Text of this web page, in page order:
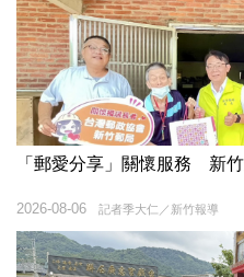
「郵愛分享」關懷服務 新
記者季大仁／新竹報導
2026-08-06